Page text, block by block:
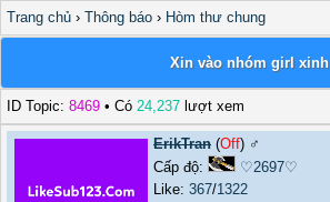
Trang chủ › Thông báo › Hòm thư chung
Xin vào nhóm girl xinh
ID Topic: 8469 • Có 24,237 lượt xem
ErikTran (Off) ♂️
Cấp độ:
♡2697♡
Like: 367/1322